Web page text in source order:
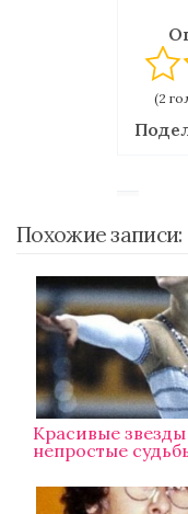
(2
Похожие записи:
Красивые
непростые